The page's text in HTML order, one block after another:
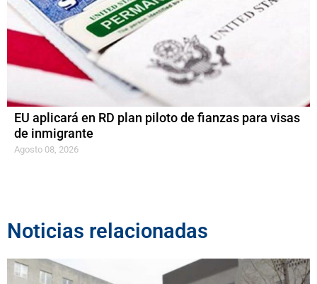
EU aplicará en RD plan piloto de fianzas para visas
de inmigrante
Agosto 08, 2026
Noticias relacionadas